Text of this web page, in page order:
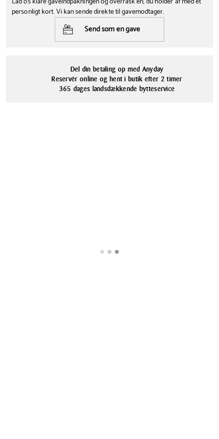
bord. Holderen er smukt udformet i rustfrit stål med en lille
læderstrop i mørkt læder.
Aurelian Barbrys ergonomiske SKY-kollektion med bartilbehør er
6 cm 12 cm
Farve Vægt
410 g
personligt kort. Vi kan sende direkte til gavemodtager.
Send som en gave
Del din betaling op med Anyday
Reservér online og hent i butik efter 2 timer
365 dages landsdækkende bytteservice